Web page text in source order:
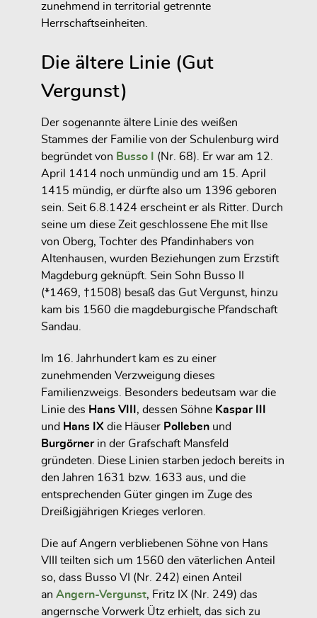
zunehmend in territorial getrennte
Herrschaftseinheiten
Die ältere Linie (Gut
Vergunst)
Der sogenannte ältere Linie des weißen
Stammes der Familie von der Schulenburg wird
begründet von Busso I
(Nr. 68). Er war am 12.
April 1414 noch unmündig und am 15. April
1415 mündig, er dürfte also um 1396 geboren
sein. Seit 6.8.1424 erscheint er als Ritter. Durch
seine um diese Zeit geschlossene Ehe mit Ilse
von Oberg, Tochter des Pfandinhabers von
Altenhausen, wurden Beziehungen zum Erzstift
Magdeburg geknüpft. Sein Sohn Busso II
(*1469, †1508) besaß das Gut Vergunst, hinzu
kam bis 1560 die magdeburgische Pfandschaft
Sandau.
Im 16. Jahrhundert kam es zu einer
zunehmenden Verzweigung dieses
Familienzweigs. Besonders bedeutsam war die
Linie des Hans VIII , dessen Söhne Kaspar III
und Hans IX die Häuser Polleben und
Burgörnerin der Grafschaft Mansfeld
gründeten. Diese Linien starben jedoch bereits in
den Jahren 1631 bzw. 1633 aus, und die
entsprechenden Güter gingen im Zuge des
Dreißigjährigen Krieges verloren.
Die auf Angern verbliebenen Söhne von Hans
VIII teilten sich um 1560 den väterlichen Anteil
so, dass Busso VI (Nr. 242) einen Anteil
an Angern-Vergunst, Fritz IX (Nr. 249) das
angernsche Vorwerk Ütz erhielt, das sich zu